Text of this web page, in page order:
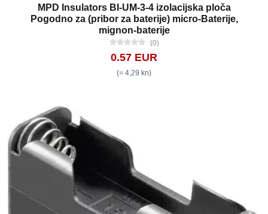
MPD Insulators BI-UM-3-4 izolacijska ploča
Pogodno za (pribor za baterije) micro-Baterije,
mignon-baterije
(0)
0.57 EUR
(= 4,29 kn)